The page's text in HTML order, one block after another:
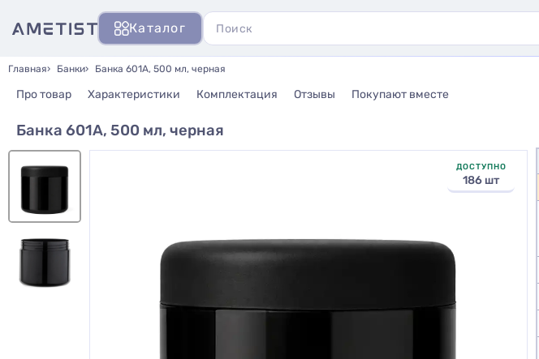
Каталог
Главная Банки Банка 601А, 500 мл, черная
Про товар Характеристики Комплектация Отзывы Покупают вместе
Банка 601А, 500 мл, черная
ДОСТУПНО
186 шт